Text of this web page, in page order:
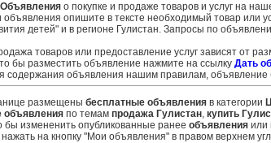
Объявленияо покупке и продаже товаров и услуг на
опишите в тексте необходимый товар или
детей" и в регионе Гулистан. Запросы по
товаров или предоставление услуг зависят от
бы разместить объявление нажмите на ссылку Дать
содержания объявления нашим правилам, объявление
размещены бесплатные объявленияв категории
объявленияпо темам продажа Гулистан, купить
бы измененить опубликованные ранее объявленияили
на кнопку "Мои объявления" в правом верхнем